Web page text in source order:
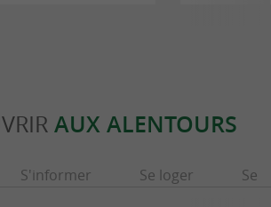
AUX ALENTOURS
S'informer Se loger Se